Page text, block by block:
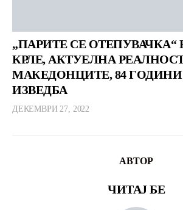
„ПАРИТЕ СЕ ОТЕПУВАЧКА“
КРЛЕ, АКТУЕЛНА
МАКЕДОНЦИТЕ, 84 ГОДИНИ
ИЗВЕДБА
ДЕКЕМВРИ 27, 2022
АВТОР
ЧИТАЈ БЕ